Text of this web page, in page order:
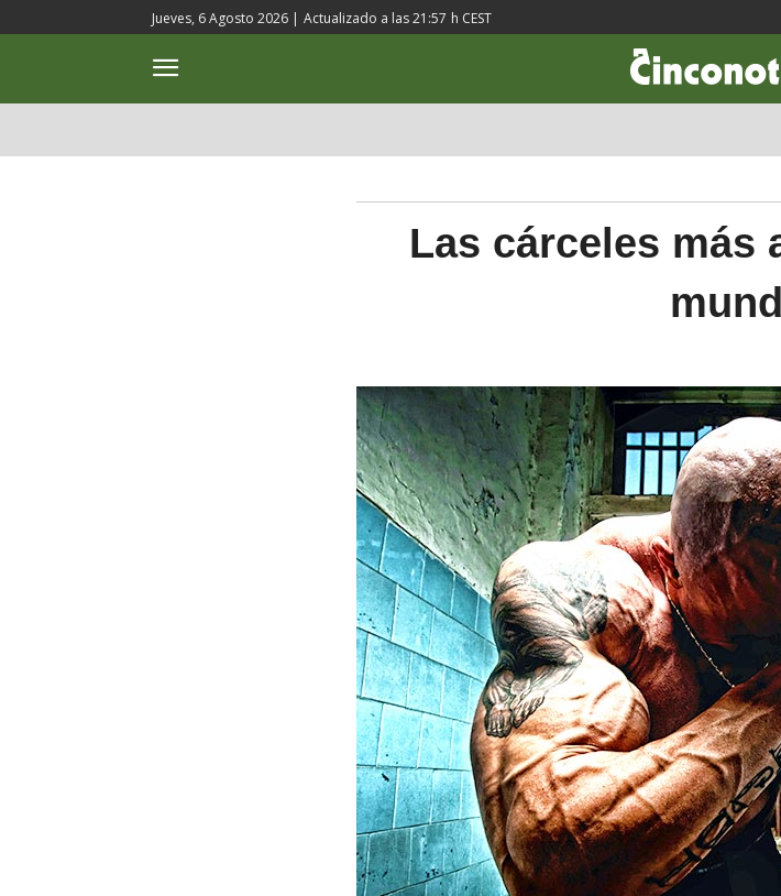
Jueves, 6 Agosto 2026 | Actualizado a las21:57 h CEST
Las cárceles más